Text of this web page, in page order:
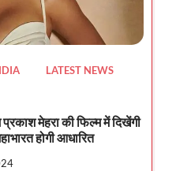
LATEST NEWS
मेहरा की फिल्म में दिखेंगी
होगी आधारित